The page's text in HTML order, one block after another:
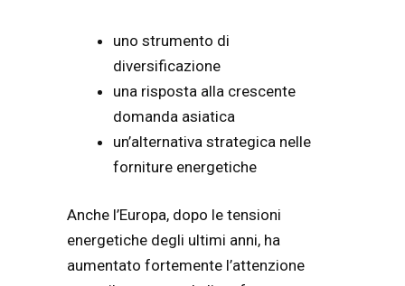
uno strumento di
diversificazione
una risposta alla crescente
domanda asiatica
un’alternativa strategica nelle
forniture energetiche
Anche l’Europa, dopo le tensioni
energetiche degli ultimi anni, ha
aumentato fortemente l’attenzione